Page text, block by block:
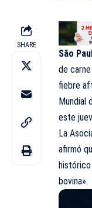
SHARE
São
de
fiebre
Mundial
este
La
afirmó
histórico
bovina».